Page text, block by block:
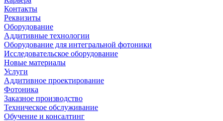
Контакты
Реквизиты
Оборудование
Аддитивные технологии
Оборудование для интегральной фотоники
Исследовательское оборудование
Новые материалы
Услуги
Аддитивное проектирование
Фотоника
Заказное производство
Техническое обслуживание
Обучение и консалтинг